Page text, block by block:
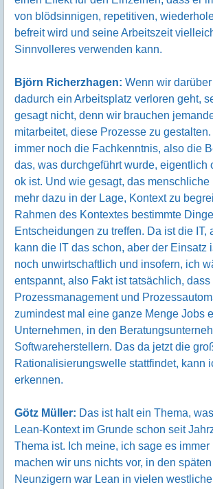
von blödsinnigen, repetitiven,
befreit wird und seine Arbeitszeit
Sinnvolleres verwenden kann.
Björn Richerzhagen: Wenn wir
dadurch ein Arbeitsplatz verloren geht,
gesagt nicht, denn wir brauchen
mitarbeitet, diese Prozesse zu
immer noch die Fachkenntnis, also die
das, was durchgeführt wurde, eigentlich
ok ist. Und wie gesagt, das menschliche
mehr dazu in der Lage, Kontext zu
Rahmen des Kontextes bestimmte
Entscheidungen zu treffen. Da ist die IT,
kann die IT das schon, aber der Einsatz
noch unwirtschaftlich und insofern, ich
entspannt, also Fakt ist tatsächlich, dass
Prozessmanagement und
zumindest mal eine ganze Menge Jobs
Unternehmen, in den
Softwareherstellern. Das da jetzt die
Rationalisierungswelle stattfindet, kann
erkennen.
Götz Müller: Das ist halt ein Thema,
Lean-Kontext im Grunde schon seit
Thema ist. Ich meine, ich sage es immer
machen wir uns nichts vor, in den
Neunzigern war Lean in vielen